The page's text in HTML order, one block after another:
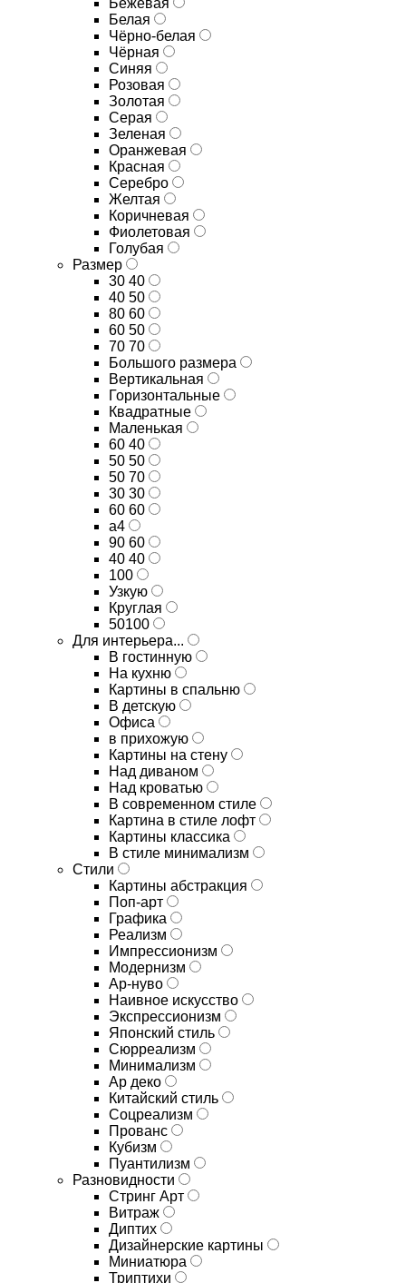
Бежевая
Белая
Чёрно-белая
Чёрная
Синяя
Розовая
Золотая
Серая
Зеленая
Оранжевая
Красная
Серебро
Желтая
Коричневая
Фиолетовая
Голубая
Размер
30 40
40 50
80 60
60 50
70 70
Большого размера
Вертикальная
Горизонтальные
Квадратные
Маленькая
60 40
50 50
50 70
30 30
60 60
а4
90 60
40 40
100
Узкую
Круглая
50100
Для интерьера...
В гостинную
На кухню
Картины в спальню
В детскую
Офиса
в прихожую
Картины на стену
Над диваном
Над кроватью
В современном стиле
Картина в стиле лофт
Картины классика
В стиле минимализм
Стили
Картины абстракция
Поп-арт
Графика
Реализм
Импрессионизм
Модернизм
Ар-нуво
Наивное искусство
Экспрессионизм
Японский стиль
Сюрреализм
Минимализм
Ар деко
Китайский стиль
Соцреализм
Прованс
Кубизм
Пуантилизм
Разновидности
Стринг Арт
Витраж
Диптих
Дизайнерские картины
Миниатюра
Триптихи